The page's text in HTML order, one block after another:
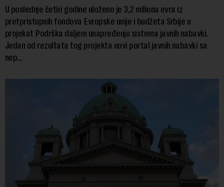
U poslednje četiri godine uloženo je 3,2 miliona evra iz
pretpristupnih fondova Evropske unije i budžeta Srbije u
projekat Podrška daljem unapređenju sistema javnih nabavki.
Jedan od rezultata tog projekta novi portal javnih nabavki sa
nep...